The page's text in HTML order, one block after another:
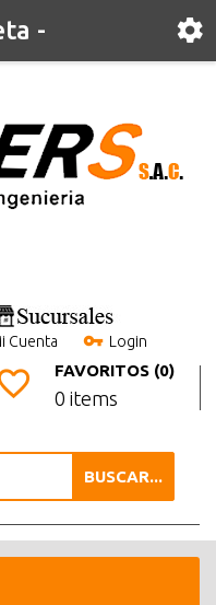
Cuenta Login
FAVORITOS (0)
0 items
BUSCAR...
-